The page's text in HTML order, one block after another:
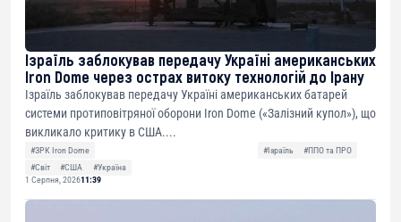
Ізраїль заблокував передачу Україні американських
Iron Dome через острах витоку технологій до Ірану
Ізраїль заблокував передачу Україні американських батарей
системи протиповітряної оборони Iron Dome («Залізний купол»), що
викликало критику в США....
#ЗРК Iron Dome #Ізраїль
#ППО та ПРО
#Світ
#США
#Україна
1 Серпня, 202611:39